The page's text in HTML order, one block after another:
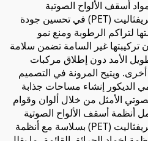
أسقف الألواح الصوتية
المصنوعة من البولي إيثيلين تيريفثاليت (PET) في تحسين جودة
لتراكم الرطوبة ومنع نمو
تركيبتها غير السامة تضمن سلامة
الأمد دون إطلاق مركبات
ويتيح المرونة في التصميم
الديكور إنشاء مساحات جذابة
الأمثل من خلال ألوان وقوام
أنظمة أسقف الألواح الصوتية
المصنوعة من البولي إيثيلين تيريفثاليت (PET) بسلاسة مع أنظمة